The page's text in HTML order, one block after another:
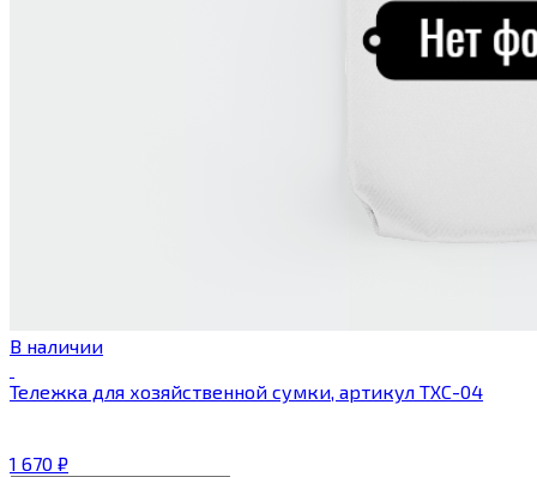
В наличии
Тележка для хозяйственной сумки, артикул ТХС-04
1 670 ₽